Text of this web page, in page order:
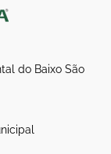
do Baixo São